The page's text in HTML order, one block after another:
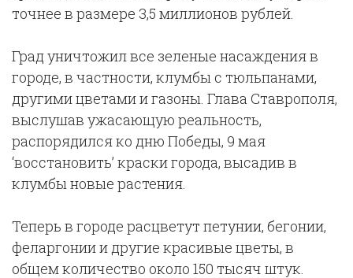
точнее в размере 3,5 миллионов рублей.
Град уничтожил все зеленые насаждения в
городе, в частности, клумбы с тюльпанами,
другими цветами и газоны. Глава Ставрополя,
выслушав ужасающую реальность,
распорядился ко дню Победы, 9 мая
‘восстановить’ краски города, высадив в
клумбы новые растения.
Теперь в городе расцветут петунии, бегонии,
феларгонии и другие красивые цветы, в
общем количество около 150 тысяч штук.